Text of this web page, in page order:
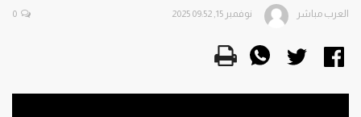
العرب مباشر نوفمبر 15, 2025 09:52 0